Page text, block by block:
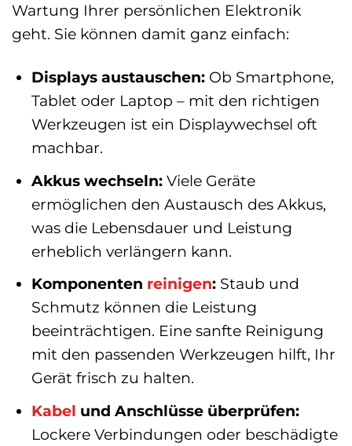
Wartung Ihrer persönlichen Elektronik
geht. Sie können damit ganz einfach:
Displays austauschen:Ob Smartphone,
Tablet oder Laptop – mit den richtigen
Werkzeugen ist ein Displaywechsel oft
machbar.
Akkus wechseln:Viele Geräte
ermöglichen den Austausch des Akkus,
was die Lebensdauer und Leistung
erheblich verlängern kann.
Komponenten reinigen:Staub und
Schmutz können die Leistung
beeinträchtigen. Eine sanfte Reinigung
mit den passenden Werkzeugen hilft, Ihr
Gerät frisch zu halten.
Kabel und Anschlüsse überprüfen:
Lockere Verbindungen oder beschädigte